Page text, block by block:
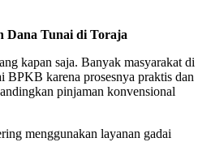
Dana Tunai di Toraja
kapan saja. Banyak masyarakat di
BPKB karena prosesnya praktis dan
pinjaman konvensional
menggunakan layanan gadai